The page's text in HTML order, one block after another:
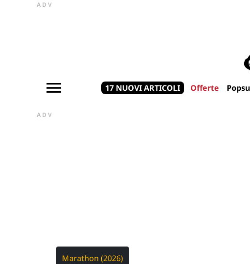
ADV
17 NUOVI ARTICOLI Offerte
ADV
Marathon (2026)